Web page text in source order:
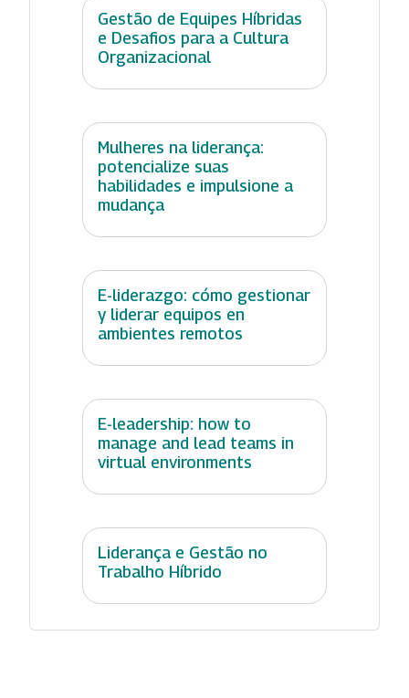
Gestão de Equipes Híbridas
e Desafios para a Cultura
Organizacional
Mulheres na liderança:
potencialize suas
habilidades e impulsione a
mudança
E-liderazgo: cómo gestionar
y liderar equipos en
ambientes remotos
E-leadership: how to
manage and lead teams in
virtual environments
Liderança e Gestão no
Trabalho Híbrido